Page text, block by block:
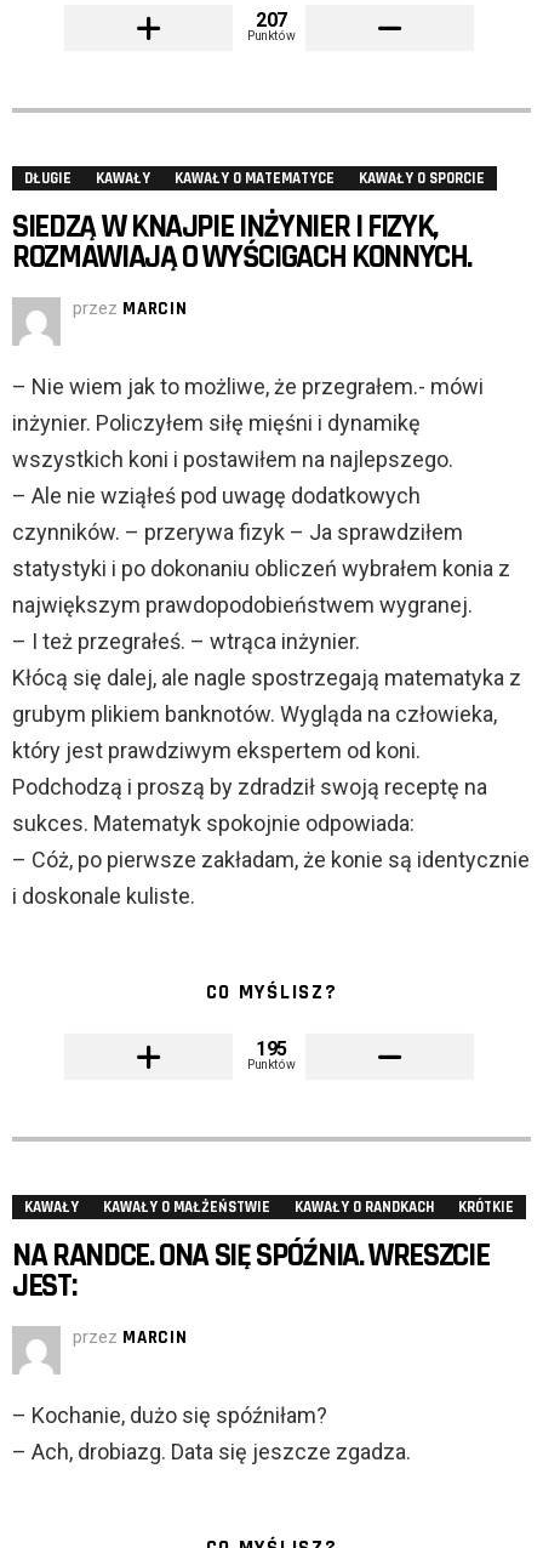
207
Punktów
DŁUGIE KAWAŁY KAWAŁY O MATEMATYCE KAWAŁY O SPORCIE
SIEDZĄ W KNAJPIE INŻYNIER I FIZYK,
ROZMAWIAJĄ O WYŚCIGACH KONNYCH.
przez MARCIN
– Nie wiem jak to możliwe, że przegrałem.- mówi
inżynier. Policzyłem siłę mięśni i dynamikę
wszystkich koni i postawiłem na najlepszego.
– Ale nie wziąłeś pod uwagę dodatkowych
czynników. – przerywa fizyk – Ja sprawdziłem
statystyki i po dokonaniu obliczeń wybrałem konia z
największym prawdopodobieństwem wygranej.
– I też przegrałeś. – wtrąca inżynier.
Kłócą się dalej, ale nagle spostrzegają matematyka z
grubym plikiem banknotów. Wygląda na człowieka,
który jest prawdziwym ekspertem od koni.
Podchodzą i proszą by zdradził swoją receptę na
sukces. Matematyk spokojnie odpowiada:
– Cóż, po pierwsze zakładam, że konie są identycznie
i doskonale kuliste.
CO MYŚLISZ?
195
Punktów
KAWAŁY KAWAŁY O MAŁŻEŃSTWIE KAWAŁY O RANDKACH KRÓTKIE
NA RANDCE. ONA SIĘ SPÓŹNIA. WRESZCIE
JEST:
przez MARCIN
– Kochanie, dużo się spóźniłam?
– Ach, drobiazg. Data się jeszcze zgadza.